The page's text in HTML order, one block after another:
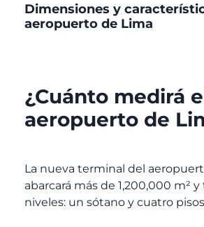
Dimensiones y
aeropuerto de Lima
¿Cuánto medirá
aeropuerto de
La nueva terminal del
abarcará más de 1,200,000 m²
niveles: un sótano y cuatro